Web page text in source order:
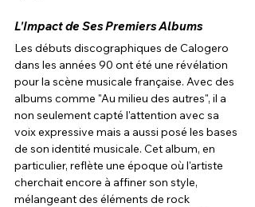
L'Impact de Ses Premiers Albums
Les débuts discographiques de Calogero
dans les années 90 ont été une révélation
pour la scène musicale française. Avec des
albums comme "Au milieu des autres", il a
non seulement capté l'attention avec sa
voix expressive mais a aussi posé les bases
de son identité musicale. Cet album, en
particulier, reflète une époque où l'artiste
cherchait encore à affiner son style,
mélangeant des éléments de rock